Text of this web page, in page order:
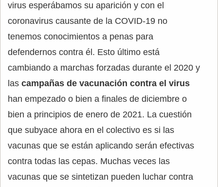
virus esperábamos su aparición y con el
coronavirus causante de la COVID-19 no
tenemos conocimientos a penas para
defendernos contra él. Esto último está
cambiando a marchas forzadas durante el 2020 y
las campañas de vacunación contra el virus
han empezado o bien a finales de diciembre o
bien a principios de enero de 2021. La cuestión
que subyace ahora en el colectivo es si las
vacunas que se están aplicando serán efectivas
contra todas las cepas. Muchas veces las
vacunas que se sintetizan pueden luchar contra